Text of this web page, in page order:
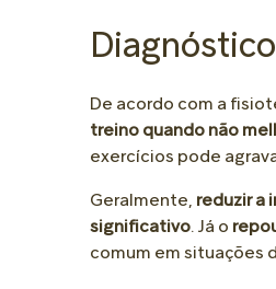
De acordo com a
treino quando não
exercícios pode
Geralmente, reduzir a
significativo. Já o
comum em situações